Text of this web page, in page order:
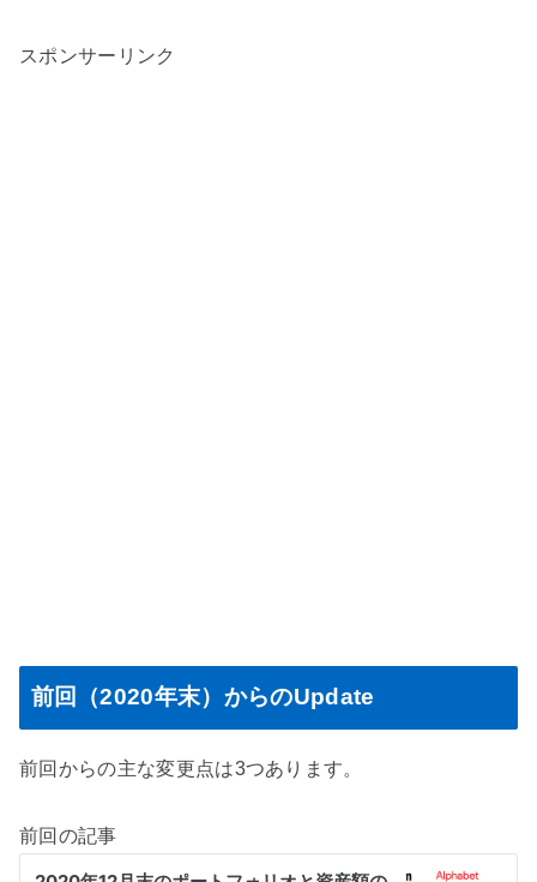
スポンサーリンク
前回（2020年末）からのUpdate
前回からの主な変更点は3つあります。
前回の記事